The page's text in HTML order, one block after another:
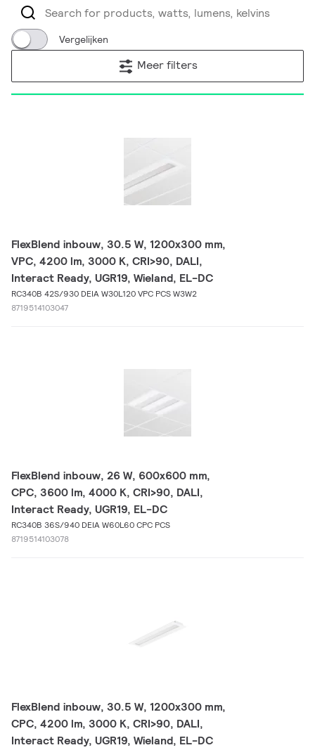
Vergelijken
Meer filters
FlexBlend inbouw, 30.5 W, 1200x300 mm,
VPC, 4200 lm, 3000 K, CRI>90, DALI,
Interact Ready, UGR19, Wieland, EL-DC
RC340B 42S/930 DEIA W30L120 VPC PCS W3W2
8719514103047
FlexBlend inbouw, 26 W, 600x600 mm,
CPC, 3600 lm, 4000 K, CRI>90, DALI,
Interact Ready, UGR19, EL-DC
RC340B 36S/940 DEIA W60L60 CPC PCS
8719514103078
FlexBlend inbouw, 30.5 W, 1200x300 mm,
CPC, 4200 lm, 3000 K, CRI>90, DALI,
Interact Ready, UGR19, Wieland, EL-DC